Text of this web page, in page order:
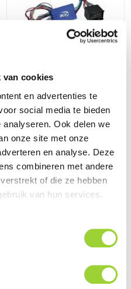
van cookies
en advertenties te
social media te bieden
Ook delen we
onze site met onze
en analyse. Deze
combineren met andere
of die ze hebben
van hun services.